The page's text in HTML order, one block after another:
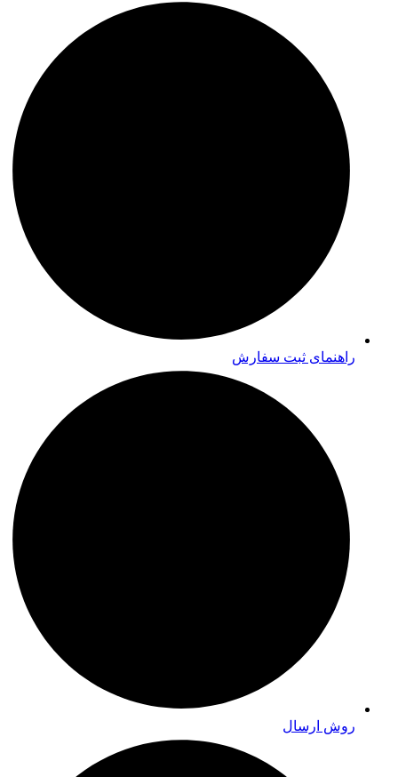
راهنمای ثبت سفارش
روش ارسال